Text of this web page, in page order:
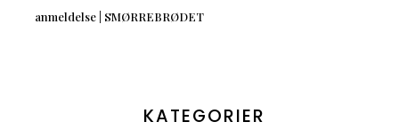
anmeldelse | SMØRREBRØDET
KATEGORIER